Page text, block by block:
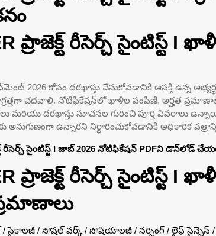
ప్రాజెక్ట్ రీసెర్చ్ సైంటిస్ట్ I
2026 కోసం దరఖాస్తు చేసుకోవడానికి ఆసక్తి ఉన్న
చదవాలి. నోటిఫికేషన్‌లో ఖాళీల పంపిణీ, అర్హత
మరియు దరఖాస్తు సూచనల గురించి పూర్తి వివరాలు
అనుగుణంగా ఉన్నారని నిర్ధారించుకోవడానికి అధికారిక
రీసెర్చ్ సైంటిస్ట్ I జాబ్ 2026 నోటిఫికేషన్ PDFని డౌన్‌లోడ్
ప్రాజెక్ట్ రీసెర్చ్ సైంటిస్ట్ I
/ సైకాలజీ / సోషల్ వర్క్ / సోషియాలజీ / నర్సింగ్ / లైఫ్